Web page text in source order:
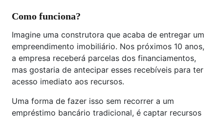
Como funciona?
Imagine uma construtora que acaba de entregar um
empreendimento imobiliário. Nos próximos 10 anos,
a empresa receberá parcelas dos financiamentos,
mas gostaria de antecipar esses recebíveis para ter
acesso imediato aos recursos.
Uma forma de fazer isso sem recorrer a um
empréstimo bancário tradicional, é captar recursos